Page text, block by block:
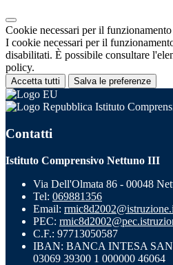
Cookie necessari per il funzionamento
I cookie necessari per il
disabilitati. È possibile consultare
policy.
Accetta tutti Salva le preferenze
Istituto
Contatti
Istituto Comprensivo Nettuno III
Via Dell'Olmata 86 - 00048
Tel: 069881356
Email:
PEC:
C.F.: 97713050587
IBAN: BANCA INTESA
03069 39300 1 000000 46064